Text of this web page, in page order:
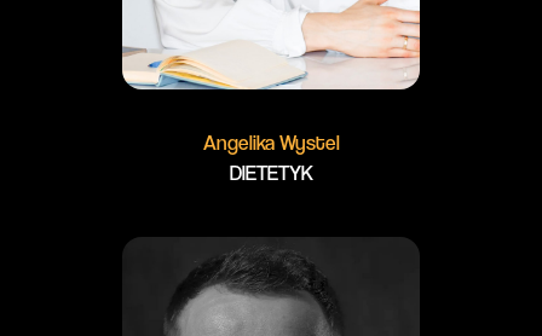
Angelika Wystel
DIETETYK